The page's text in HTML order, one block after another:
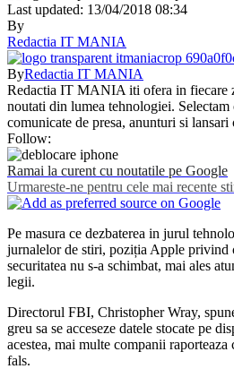
Last updated: 13/04/2018 08:34
By
Redactia IT MANIA
ByRedactia IT MANIA
Redactia IT MANIA iti ofera in fiecare
noutati din lumea tehnologiei. Selectam
comunicate de presa, anunturi si lansari
Follow:
Ramai la curent cu noutatile pe Google
Urmareste-ne pentru cele mai recente
Pe masura ce dezbaterea in jurul
jurnalelor de stiri, poziția Apple privind
securitatea nu s-a schimbat, mai ales
legii.
Directorul FBI, Christopher Wray,
greu sa se acceseze datele stocate pe
acestea, mai multe companii raporteaza
fals.